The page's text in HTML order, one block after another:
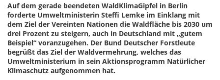
Auf dem gerade beendeten WaldKlimaGipfel in Berlin
forderte Umweltministerin Steffi Lemke im Einklang mit
dem Ziel der Vereinten Nationen die Waldfläche bis 2030 um
drei Prozent zu steigern, auch in Deutschland mit „gutem
Beispiel“ voranzugehen. Der Bund Deutscher Forstleute
begrüßt das Ziel der Waldvermehrung, welches das
Umweltministerium in sein Aktionsprogramm Natürlicher
Klimaschutz aufgenommen hat.